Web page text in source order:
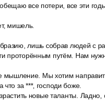
все потери, все эти
мишель.
лишь собрав людей с
проторённым путём. Нам
мышление. Мы хотим
за ***, господи боже.
новые таланты. Ладно,